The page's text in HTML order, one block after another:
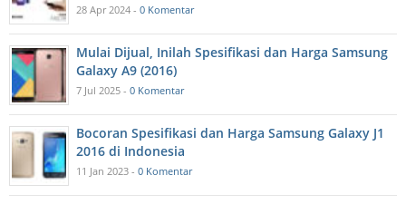
28 Apr 2024 - 0 Komentar
Mulai Dijual, Inilah Spesifikasi dan Harga Samsung
Galaxy A9 (2016)
7 Jul 2025 - 0 Komentar
Bocoran Spesifikasi dan Harga Samsung Galaxy J1
2016 di Indonesia
11 Jan 2023 - 0 Komentar